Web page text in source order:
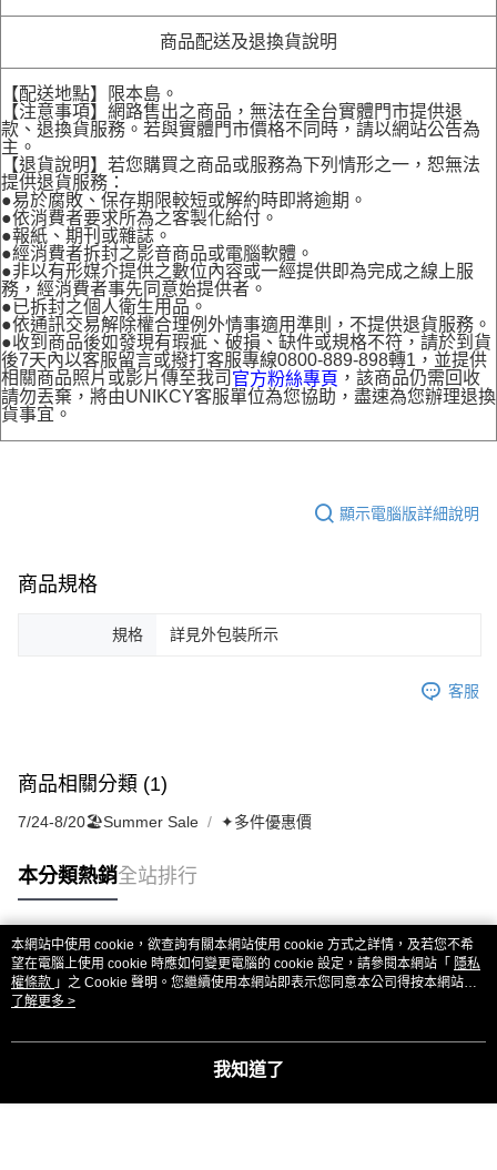
商品配送及退換貨說明
【配送地點】限本島。
【注意事項】網路售出之商品，無法在全台實體門市提供退
款、退換貨服務。若與實體門市價格不同時，請以網站公告為
主。
【退貨說明】若您購買之商品或服務為下列情形之一，恕無法
提供退貨服務：
●易於腐敗、保存期限較短或解約時即將逾期。
●依消費者要求所為之客製化給付。
●報紙、期刊或雜誌。
●經消費者拆封之影音商品或電腦軟體。
●非以有形媒介提供之數位內容或一經提供即為完成之線上服
務，經消費者事先同意始提供者。
●已拆封之個人衛生用品。
●依通訊交易解除權合理例外情事適用準則，不提供退貨服務。
●收到商品後如發現有瑕疵、破損、缺件或規格不符，請於到貨
後7天內以客服留言或撥打客服專線0800-889-898轉1，並提供
相關商品照片或影片傳至我司 官方粉絲專頁 ，該商品仍需回收
請勿丟棄，將由UNIKCY客服單位為您協助，盡速為您辦理退換
貨事宜。
顯示電腦版詳細說明
商品規格
規格 詳見外包裝所示
客服
商品相關分類 (1)
7/24-8/20🏖️Summer Sale ✦多件優惠價
本分類熱銷全站排行
熱門標籤
本網站中使用 cookie，欲查詢有關本網站使用 cookie 方式之詳情，及若您不希
望在電腦上使用 cookie 時應如何變更電腦的 cookie 設定，請參閱本網站「 隱私
權條款 」之 Cookie 聲明。您繼續使用本網站即表示您同意本公司得按本網站使
用條款之 Cookie 聲明使用 cookie。
了解更多 >
我知道了